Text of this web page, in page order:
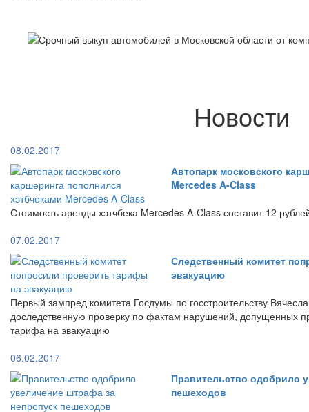
Новости
08.02.2017
Автопарк московского
Mercedes A-Class
Стоимость аренды хэтчбека Mercedes A-Class составит 12
07.02.2017
Следственный комитет
эвакуацию
Первый зампред комитета Госдумы по госстроительству
доследственную проверку по фактам нарушений, допущенных
тарифа на эвакуацию
06.02.2017
Правительство одобрило
пешеходов